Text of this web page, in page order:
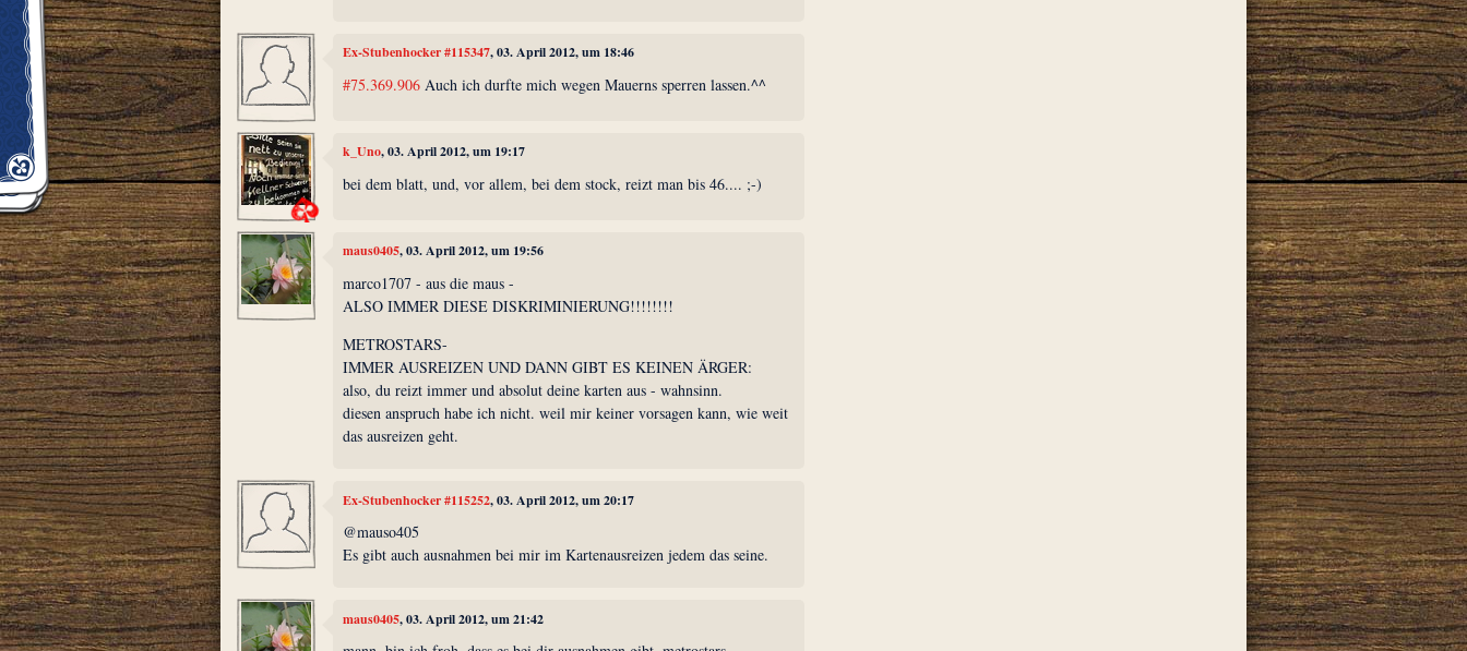
Ex-Stubenhocker #115347, 03. April 2012, um 18:46
#75.369.906 Auch ich durfte mich wegen Mauerns sperren lassen.^^
k_Uno, 03. April 2012, um 19:17
bei dem blatt, und, vor allem, bei dem stock, reizt man bis 46.... ;-)
maus0405, 03. April 2012, um 19:56
marco1707 - aus die maus -
ALSO IMMER DIESE DISKRIMINIERUNG!!!!!!!!
METROSTARS-
IMMER AUSREIZEN UND DANN GIBT ES KEINEN ÄRGER:
also, du reizt immer und absolut deine karten aus - wahnsinn.
diesen anspruch habe ich nicht. weil mir keiner vorsagen kann, wie weit
das ausreizen geht.
Ex-Stubenhocker #115252, 03. April 2012, um 20:17
@mauso405
Es gibt auch ausnahmen bei mir im Kartenausreizen jedem das seine.
maus0405, 03. April 2012, um 21:42